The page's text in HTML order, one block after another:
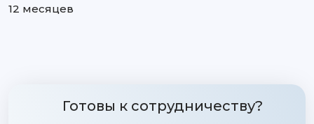
12 месяцев
Готовы к сотрудничеству?